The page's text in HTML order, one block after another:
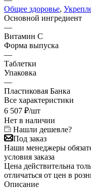
Общее здоровье,
Основной ингредиент
—
Витамин С
Форма выпуска
—
Таблетки
Упаковка
—
Пластиковая Банка
Все характеристики
6 507 ₽/шт
Нет в наличии
Нашли дешевле?
Под заказ
Наши менеджеры
условия заказа
Цена действительна
отличаться от цен в
Описание